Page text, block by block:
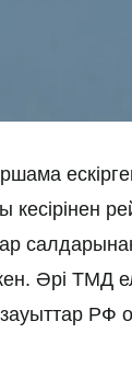
Әрі ТМД
РФ